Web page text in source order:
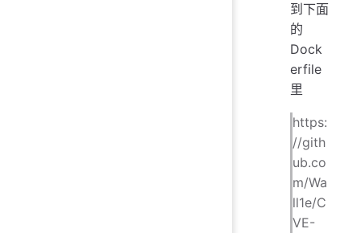
到下面
的
Dock
erfile
里
https:
//gith
ub.co
m/Wa
ll1e/C
VE-